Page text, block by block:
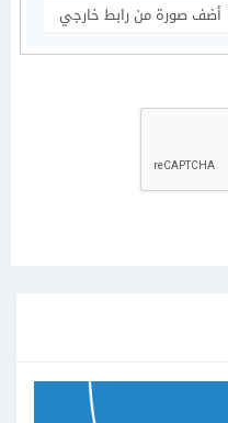
أضف صورة من رابط خارجي